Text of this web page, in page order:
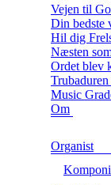
Vejen til
Din bedste
Hil dig
Næsten
Ordet blev
Music
Om
Organist